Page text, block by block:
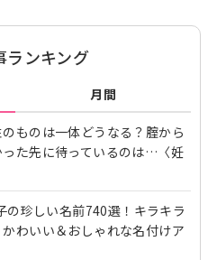
ランキング
月間
ものは一体どうなる？腟から
った先に待っているのは…〈妊
の珍しい名前740選！キラキラ
わいい＆おしゃれな名付けア